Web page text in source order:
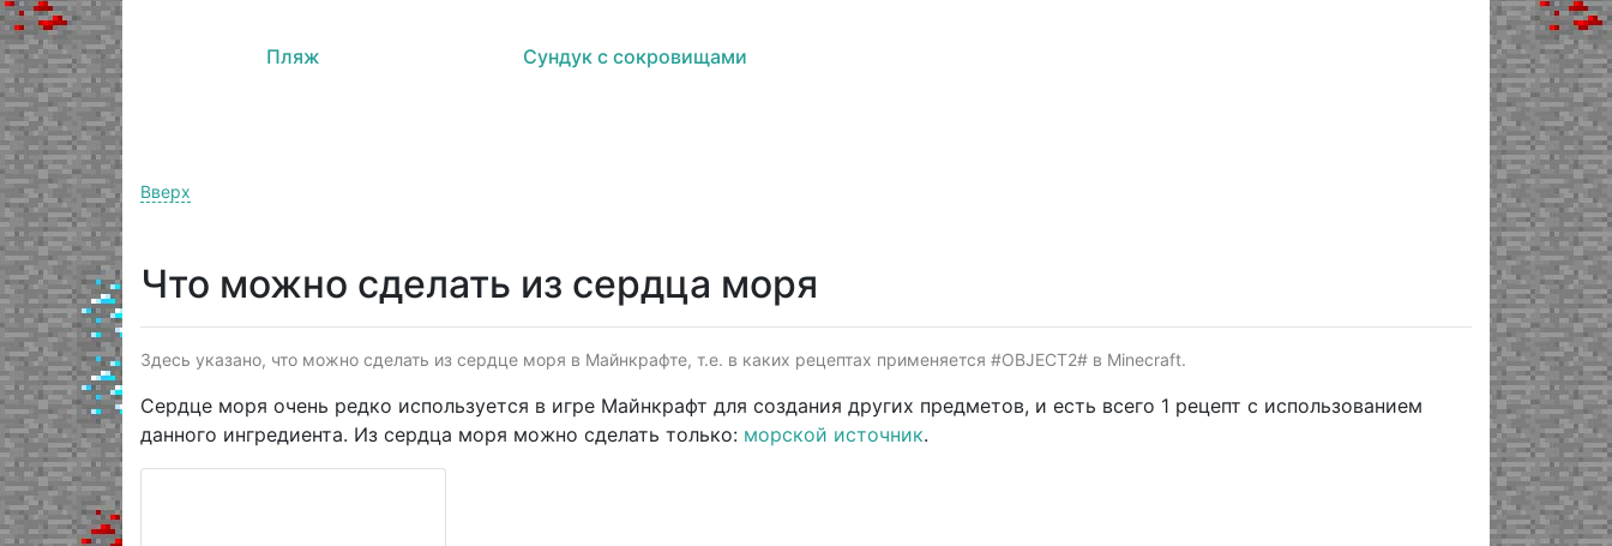
Пляж Сундук с сокровищами
Вверх
Что можно сделать из сердца моря
Здесь указано, что можно сделать из сердце моря в Майнкрафте, т.е. в каких рецептах применяется #OBJECT2# в Minecraft.
Сердце моря очень редко используется в игре Майнкрафт для создания других предметов, и есть всего 1 рецепт с использованием
данного ингредиента. Из сердца моря можно сделать только: морской источник.